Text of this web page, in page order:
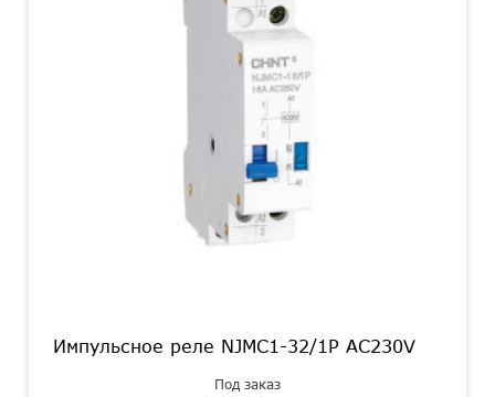
Импульсное реле NJMC1-32/1P AC230V
Под заказ